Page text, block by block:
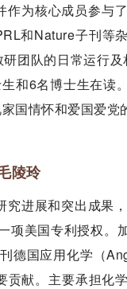
为核心成员参与
和Nature子刊等
团队的日常运行
和6名博士生在读
国情怀和爱国爱党
陵玲
进展和突出成果
项美国专利授权。
德国应用化学（
献。主要承担化